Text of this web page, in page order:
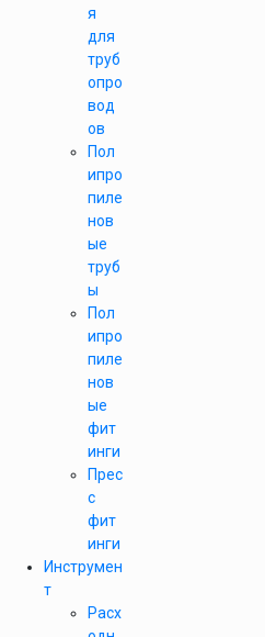
я
для
труб
опро
вод
ов
Пол
ипро
пиле
нов
ые
труб
ы
Пол
ипро
пиле
нов
ые
фит
инги
Прес
с
фит
инги
Инструмен
т
Расх